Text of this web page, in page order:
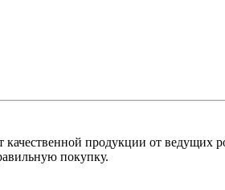
продукции от ведущих
покупку.